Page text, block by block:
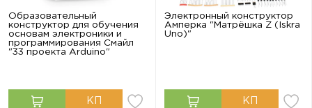
Образовательный
конструктор для обучения
основам электроники и
программирования Смайл
"33 проекта Arduino"
Электронный конструктор
Амперка "Матрёшка Z (Iskra
Uno)"